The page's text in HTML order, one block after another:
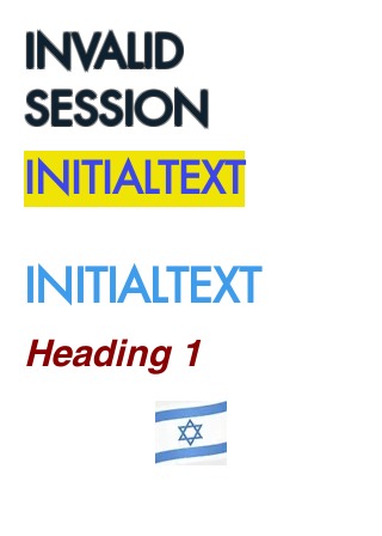
INVALID
SESSION
INITIALTEXT
INITIALTEXT
Heading 1